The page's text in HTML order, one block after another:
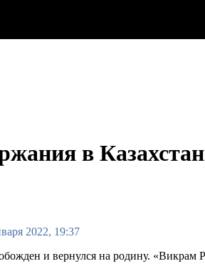
в
2022, 19:37
и вернулся на родину. «Викрам